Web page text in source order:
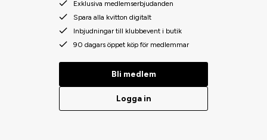
Exklusiva medlemserbjudanden
Spara alla kvitton digitalt
Inbjudningar till klubbevent i butik
90 dagars öppet köp för medlemmar
Bli medlem
Logga in